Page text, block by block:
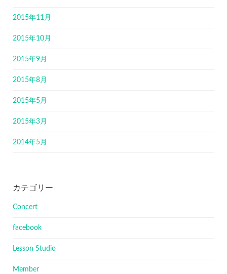
2015年11月
2015年10月
2015年9月
2015年8月
2015年5月
2015年3月
2014年5月
カテゴリー
Concert
facebook
Lesson Studio
Member